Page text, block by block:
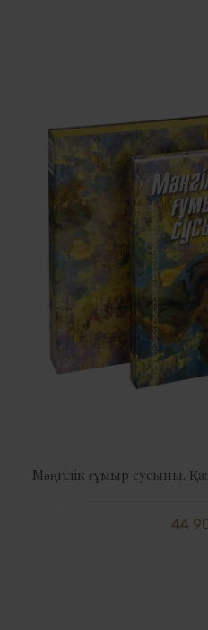
Мәңгілік ғұмыр сусыны.
44